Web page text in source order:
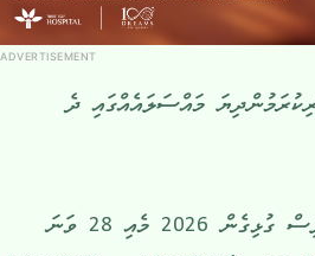
ADVERTISEMENT
މައްސަލައެއްގައި ދެ
ފުލުހުންގެ ކައުންޓަރ ނާކޮޓިކްސް އިންޓެލިޖެންސާއި ވިލިނގިލީ ޕޮލިސް ގުޅިގެން 2026 މެއި 28 ވަނަ